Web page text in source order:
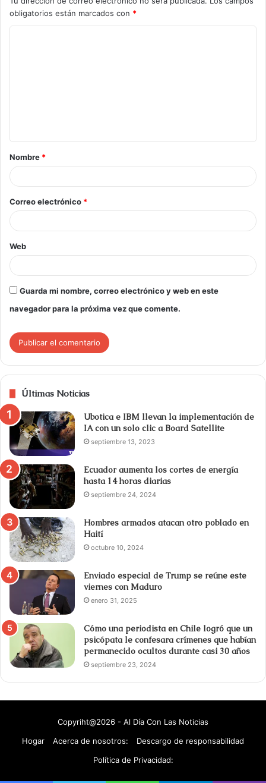
obligatorios están marcados con *
Nombre *
Correo electrónico *
Web
Guarda mi nombre, correo electrónico y web en este
navegador para la próxima vez que comente.
Últimas Noticias
Ubotica e IBM llevan la implementación de
IA con un solo clic a Board Satellite
septiembre 13, 2023
Ecuador aumenta los cortes de energía
hasta 14 horas diarias
septiembre 24, 2024
Hombres armados atacan otro poblado en
Haití
octubre 10, 2024
Enviado especial de Trump se reúne este
viernes con Maduro
enero 31, 2025
Cómo una periodista en Chile logró que un
psicópata le confesara crímenes que habían
permanecido ocultos durante casi 30 años
septiembre 23, 2024
Copyriht@2026 - Al Día Con Las Noticias
Hogar
Acerca de nosotros:
Descargo de responsabilidad
Política de Privacidad: